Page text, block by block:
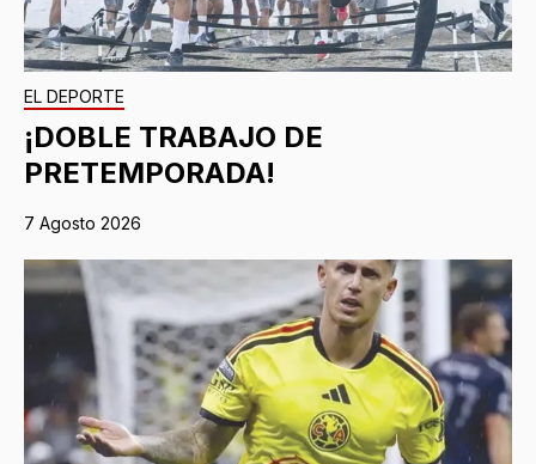
EL DEPORTE
¡DOBLE TRABAJO DE
PRETEMPORADA!
7 Agosto 2026